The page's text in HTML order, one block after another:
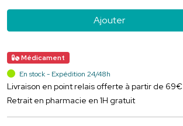
Ajouter
Médicament
En stock - Expédition 24/48h
Livraison en point relais offerte à partir de 69€
Retrait en pharmacie en 1H gratuit